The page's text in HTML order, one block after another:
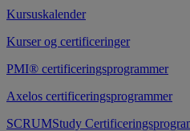
Kursuskalender
Kurser og certificeringer
PMI® certificeringsprogrammer
Axelos certificeringsprogrammer
SCRUMStudy